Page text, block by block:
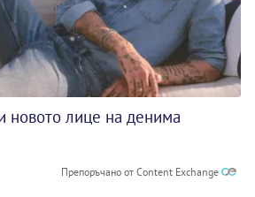
новото лице на денима
Препоръчано от Content Exchange